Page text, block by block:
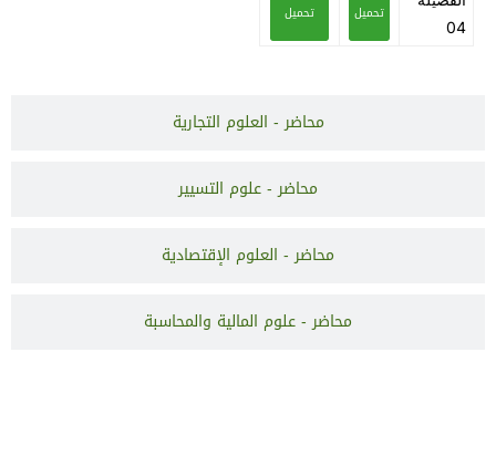
محاضر - العلوم التجارية
محاضر - علوم التسيير
محاضر - العلوم الإقتصادية
محاضر - علوم المالية والمحاسبة
04
تحميل تحميل